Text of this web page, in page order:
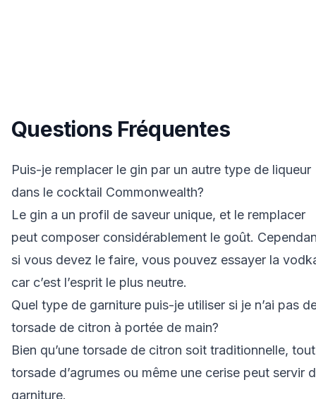
Questions Fréquentes
Puis-je remplacer le gin par un autre type de liqueur
dans le cocktail Commonwealth?
Le gin a un profil de saveur unique, et le remplacer
peut composer considérablement le goût.
si vous devez le faire, vous pouvez essayer la
car c’est l’esprit le plus neutre.
Quel type de garniture puis-je utiliser si je n’ai pas
torsade de citron à portée de main?
Bien qu’une torsade de citron soit traditionnelle,
torsade d’agrumes ou même une cerise peut servir
garniture.